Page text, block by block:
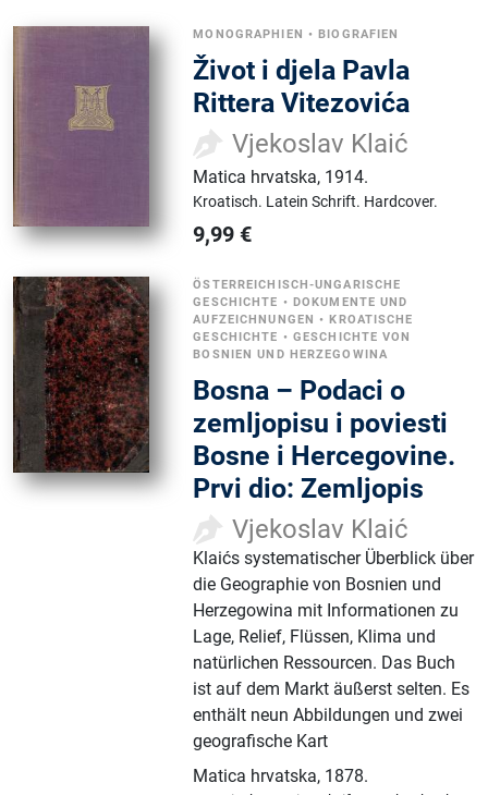
MONOGRAPHIEN •BIOGRAFIEN
Život i djela Pavla
Rittera Vitezovića
Vjekoslav Klaić
Matica hrvatska, 1914.
Kroatisch. Latein Schrift. Hardcover.
9,99 €
ÖSTERREICHISCH-UNGARISCHE
GESCHICHTE • DOKUMENTE UND
AUFZEICHNUNGEN •KROATISCHE
GESCHICHTE • GESCHICHTE VON
BOSNIEN UND HERZEGOWINA
Bosna – Podaci o
zemljopisu i poviesti
Bosne i Hercegovine.
Prvi dio: Zemljopis
Vjekoslav Klaić
Klaićs systematischer Überblick über
die Geographie von Bosnien und
Herzegowina mit Informationen zu
Lage, Relief, Flüssen, Klima und
natürlichen Ressourcen. Das Buch
ist auf dem Markt äußerst selten. Es
enthält neun Abbildungen und zwei
geografische Kart
Matica hrvatska, 1878.